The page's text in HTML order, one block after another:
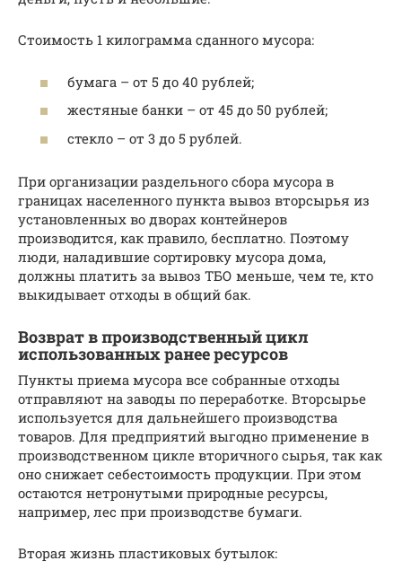
Стоимость 1 килограмма сданного мусора:
бумага – от 5 до 40 рублей;
жестяные банки – от 45 до 50 рублей;
стекло – от 3 до 5 рублей.
При организации раздельного сбора мусора в
границах населенного пункта вывоз вторсырья из
установленных во дворах контейнеров
производится, как правило, бесплатно. Поэтому
люди, наладившие сортировку мусора дома,
должны платить за вывоз ТБО меньше, чем те, кто
выкидывает отходы в общий бак.
Возврат в производственный цикл
использованных ранее ресурсов
Пункты приема мусора все собранные отходы
отправляют на заводы по переработке. Вторсырье
используется для дальнейшего производства
товаров. Для предприятий выгодно применение в
производственном цикле вторичного сырья, так как
оно снижает себестоимость продукции. При этом
остаются нетронутыми природные ресурсы,
например, лес при производстве бумаги.
Вторая жизнь пластиковых бутылок: